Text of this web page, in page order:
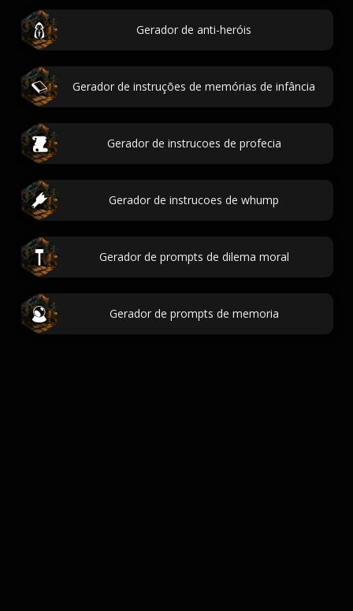
Gerador de anti-heróis
Gerador de instruções de memórias de infância
Gerador de instrucoes de profecia
Gerador de instrucoes de whump
Gerador de prompts de dilema moral
Gerador de prompts de memoria